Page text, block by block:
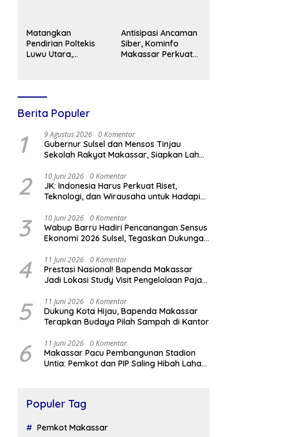
Matangkan
Pendirian Poltekis
Luwu Utara,
Vokasi di ITNY
Yogyakarta
Antisipasi Ancaman
Siber, Kominfo
Makassar Perkuat
Berita Populer
1 9 Agustus 2026 0 Komentar
Gubernur Sulsel dan Mensos Tinjau
Sekolah Rakyat Makassar, Siapkan Lahan
2 10 Juni 2026 0 Komentar
JK: Indonesia Harus Perkuat Riset,
Teknologi, dan Wirausaha untuk Hadapi
3 10 Juni 2026 0 Komentar
Wabup Barru Hadiri Pencanangan Sensus
Ekonomi 2026 Sulsel, Tegaskan Dukungan
4 11 Juni 2026 0 Komentar
Prestasi Nasional! Bapenda Makassar
Jadi Lokasi Study Visit Pengelolaan Pajak
5 11 Juni 2026 0 Komentar
Dukung Kota Hijau, Bapenda Makassar
Terapkan Budaya Pilah Sampah di Kantor
6 11 Juni 2026 0 Komentar
Makassar Pacu Pembangunan Stadion
Untia: Pemkot dan PIP Saling Hibah Lahan
Populer Tag
Pemkot Makassar